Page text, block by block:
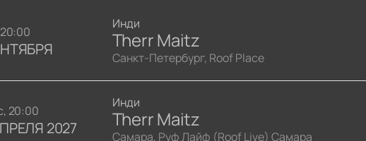
20:00
Инди
Therr Maitz
Санкт-Петербург, Roof Place
20:00
2027
Инди
Therr Maitz
Самара, Руф Лайф (Roof Live) Самара